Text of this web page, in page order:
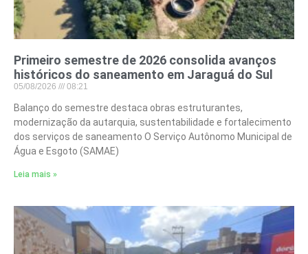
Primeiro semestre de 2026 consolida avanços
históricos do saneamento em Jaraguá do Sul
05/08/2026 08:21
Balanço do semestre destaca obras estruturantes,
modernização da autarquia, sustentabilidade e fortalecimento
dos serviços de saneamento O Serviço Autônomo Municipal de
Água e Esgoto (SAMAE)
Leia mais »